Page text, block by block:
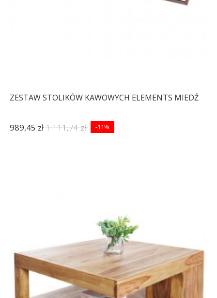
ZESTAW STOLIKÓW KAWOWYCH ELEMENTS MIEDŹ
989,45 zł1 111,74 zł -11%